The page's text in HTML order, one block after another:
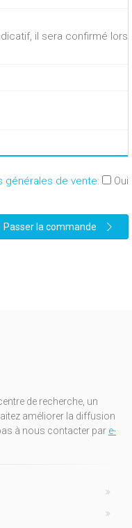
il sera confirmé
générales de vente: Oui
Passer la commande
de recherche, un
améliorer la diffusion
à nous contacter par e-